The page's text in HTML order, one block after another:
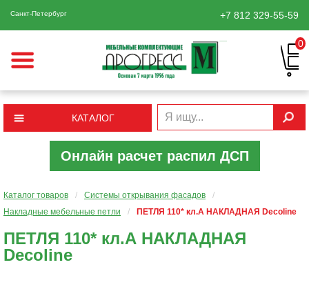
Санкт-Петербург +7 812 329-55-59
0
КАТАЛОГ
Онлайн расчет распил ДСП
Каталог товаров / Системы открывания фасадов
/
Накладные мебельные петли
/ ПЕТЛЯ 110* кл.А НАКЛАДНАЯ Decoline
ПЕТЛЯ 110* кл.А НАКЛАДНАЯ
Decoline